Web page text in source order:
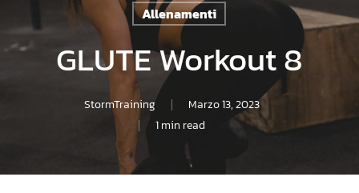
Allenamenti
GLUTE Workout 8
StormTraining
Marzo 13, 2023
1 min read